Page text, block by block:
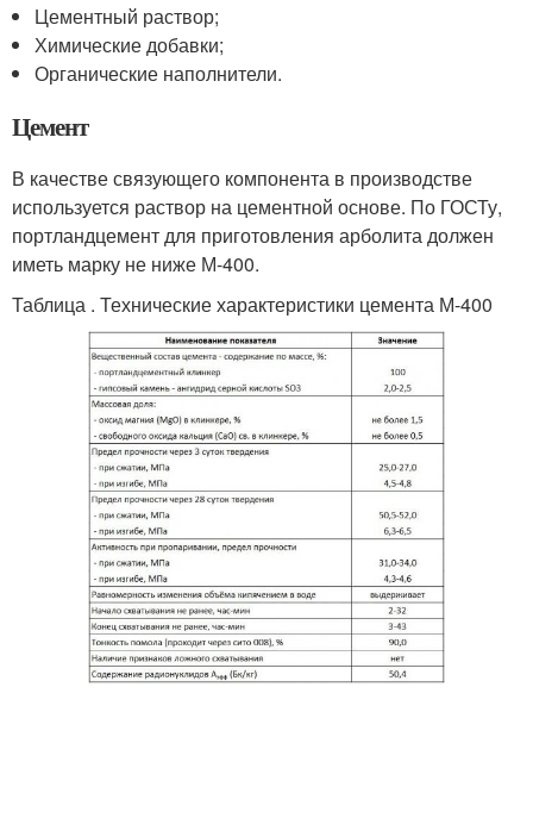
Цементный раствор;
Химические добавки;
Органические наполнители.
Цемент
В качестве связующего компонента в производстве
используется раствор на цементной основе. По ГОСТу,
портландцемент для приготовления арболита должен
иметь марку не ниже М-400.
Таблица . Технические характеристики цемента М-400